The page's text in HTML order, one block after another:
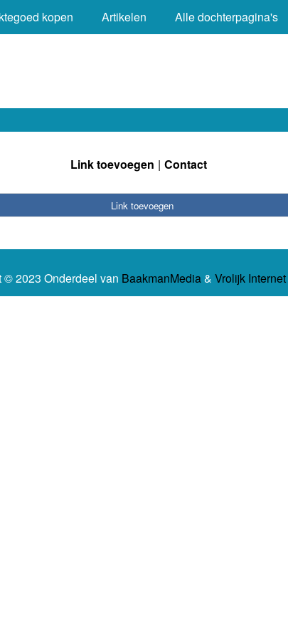
kopen Artikelen Alle dochterpagina's
Link toevoegen Contact
Link toevoegen
© 2023 Onderdeel van BaakmanMedia& Vrolijk